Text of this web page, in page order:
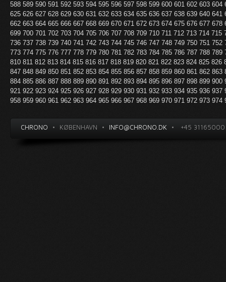
588 589 590 591 592 593 594 595 596 597 598 599 600 601 602 603 604
625 626 627 628 629 630 631 632 633 634 635 636 637 638 639 640 641
662 663 664 665 666 667 668 669 670 671 672 673 674 675 676 677 678
699 700 701 702 703 704 705 706 707 708 709 710 711 712 713 714 715
736 737 738 739 740 741 742 743 744 745 746 747 748 749 750 751 752
773 774 775 776 777 778 779 780 781 782 783 784 785 786 787 788 789
810 811 812 813 814 815 816 817 818 819 820 821 822 823 824 825 826
847 848 849 850 851 852 853 854 855 856 857 858 859 860 861 862 863
884 885 886 887 888 889 890 891 892 893 894 895 896 897 898 899 900
921 922 923 924 925 926 927 928 929 930 931 932 933 934 935 936 937
958 959 960 961 962 963 964 965 966 967 968 969 970 971 972 973 974
CHRONO • KØBENHAVN • INFO@CHRONO.DK • +45 31165000